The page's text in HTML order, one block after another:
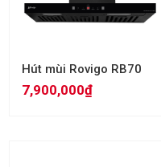
Hút mùi Rovigo RB70
7,900,000₫